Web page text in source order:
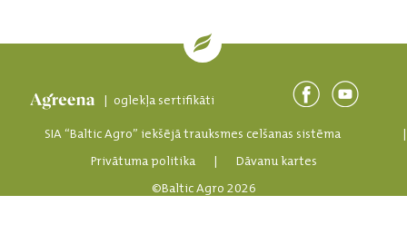
| oglekļa sertifikāti
SIA “Baltic Agro” iekšējā trauksmes celšanas sistēma
Privātuma politika
|
Dāvanu kartes
©Baltic Agro 2026